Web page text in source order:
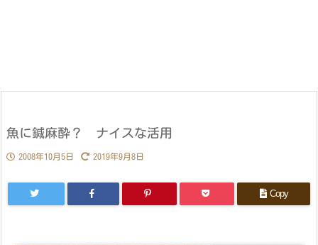
魚に鍼麻酔？ ナイスな活用
2008年10月5日 2019年9月8日
Copy